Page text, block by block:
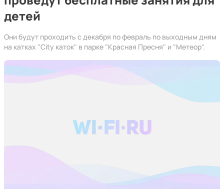
детей
Они будут проходить с декабря по февраль по выходным дням
на катках "City каток" в парке "Красная Пресня" и "Метеор".